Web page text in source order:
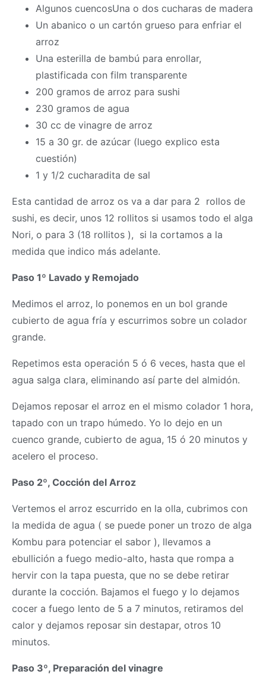
Algunos cuencosUna o dos cucharas de madera
Un abanico o un cartón grueso para enfriar el
arroz
Una esterilla de bambú para enrollar,
plastificada con film transparente
200 gramos de arroz para sushi
230 gramos de agua
30 cc de vinagre de arroz
15 a 30 gr. de azúcar (luego explico esta
cuestión)
1 y 1/2 cucharadita de sal
Esta cantidad de arroz os va a dar para 2 rollos de
sushi, es decir, unos 12 rollitos si usamos todo el alga
Nori, o para 3 (18 rollitos ), si la cortamos a la
medida que indico más adelante.
Paso 1º Lavado y Remojado
Medimos el arroz, lo ponemos en un bol grande
cubierto de agua fría y escurrimos sobre un colador
grande.
Repetimos esta operación 5 ó 6 veces, hasta que el
agua salga clara, eliminando así parte del almidón.
Dejamos reposar el arroz en el mismo colador 1 hora,
tapado con un trapo húmedo. Yo lo dejo en un
cuenco grande, cubierto de agua, 15 ó 20 minutos y
acelero el proceso.
Paso 2º, Cocción del Arroz
Vertemos el arroz escurrido en la olla, cubrimos con
la medida de agua ( se puede poner un trozo de alga
Kombu para potenciar el sabor ), llevamos a
ebullición a fuego medio-alto, hasta que rompa a
hervir con la tapa puesta, que no se debe retirar
durante la cocción. Bajamos el fuego y lo dejamos
cocer a fuego lento de 5 a 7 minutos, retiramos del
calor y dejamos reposar sin destapar, otros 10
minutos.
Paso 3º, Preparación del vinagre